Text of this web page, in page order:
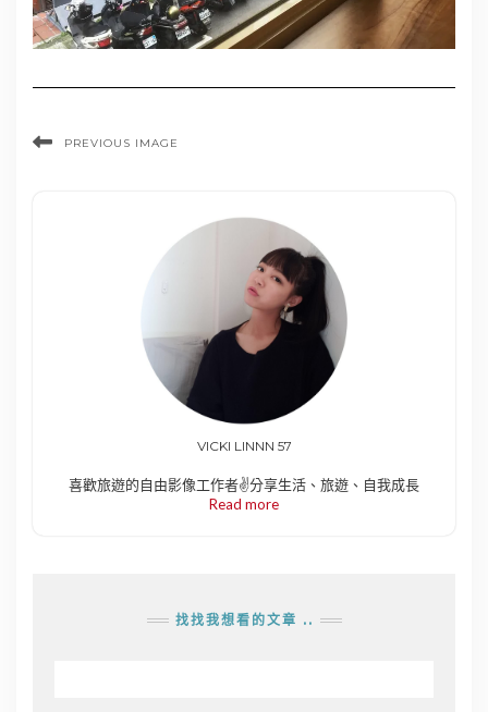
PREVIOUS IMAGE
VICKI LINNN 57
喜歡旅遊的自由影像工作者✌️分享生活、旅遊、自我成長
Read more
找找我想看的文章 ..